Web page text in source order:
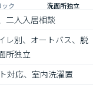
ク 洗面所独立
二人入居相談
レ別、オートバス、脱
所独立
対応、室内洗濯置